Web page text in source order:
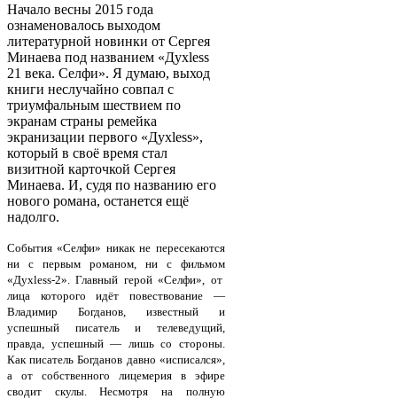
Начало весны 2015 года
ознаменовалось выходом
литературной новинки от Сергея
Минаева под названием «Духless
21 века. Селфи». Я думаю, выход
книги неслучайно совпал с
триумфальным шествием по
экранам страны ремейка
экранизации первого «Духless»,
который в своё время стал
визитной карточкой Сергея
Минаева. И, судя по названию его
нового романа, останется ещё
надолго.
События «Селфи» никак не пересекаются
ни с первым романом, ни с фильмом
«Духless-2». Главный герой «Селфи», от
лица которого идёт повествование —
Владимир Богданов, известный и
успешный писатель и телеведущий,
правда, успешный — лишь со стороны.
Как писатель Богданов давно «исписался»,
а от собственного лицемерия в эфире
сводит скулы. Несмотря на полную